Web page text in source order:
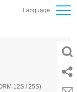
Language
12S / 25S)